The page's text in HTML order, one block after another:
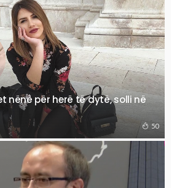
nënë për herë të dytë, solli në
50